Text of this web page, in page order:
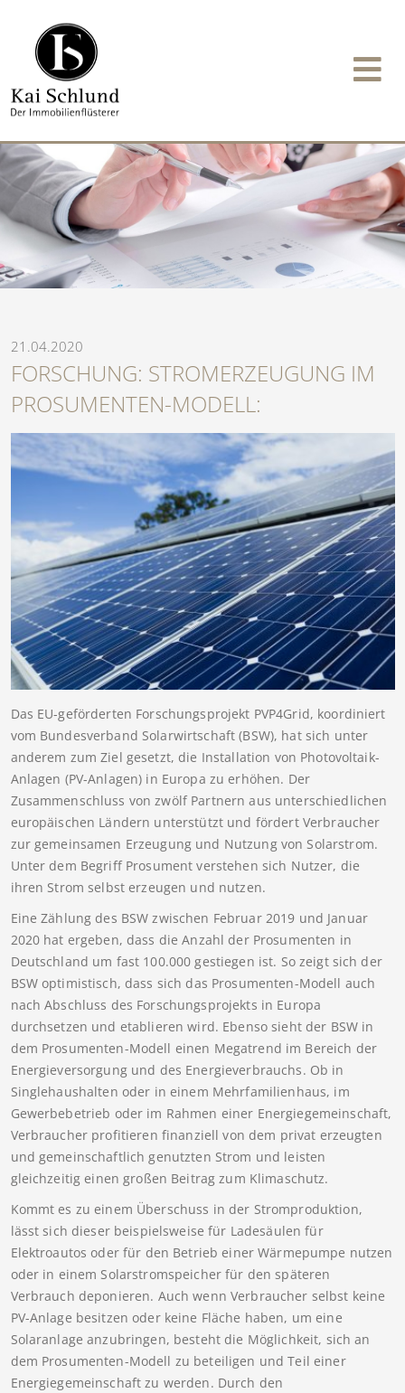
21.04.2020
FORSCHUNG: STROMERZEUGUNG IM
PROSUMENTEN-MODELL:
Das EU-geförderten Forschungsprojekt PVP4Grid, koordiniert
vom Bundesverband Solarwirtschaft (BSW), hat sich unter
anderem zum Ziel gesetzt, die Installation von Photovoltaik-
Anlagen (PV-Anlagen) in Europa zu erhöhen. Der
Zusammenschluss von zwölf Partnern aus unterschiedlichen
europäischen Ländern unterstützt und fördert Verbraucher
zur gemeinsamen Erzeugung und Nutzung von Solarstrom.
Unter dem Begriff Prosument verstehen sich Nutzer, die
ihren Strom selbst erzeugen und nutzen.
Eine Zählung des BSW zwischen Februar 2019 und Januar
2020 hat ergeben, dass die Anzahl der Prosumenten in
Deutschland um fast 100.000 gestiegen ist. So zeigt sich der
BSW optimistisch, dass sich das Prosumenten-Modell auch
nach Abschluss des Forschungsprojekts in Europa
durchsetzen und etablieren wird. Ebenso sieht der BSW in
dem Prosumenten-Modell einen Megatrend im Bereich der
Energieversorgung und des Energieverbrauchs. Ob in
Singlehaushalten oder in einem Mehrfamilienhaus, im
Gewerbebetrieb oder im Rahmen einer Energiegemeinschaft,
Verbraucher profitieren finanziell von dem privat erzeugten
und gemeinschaftlich genutzten Strom und leisten
gleichzeitig einen großen Beitrag zum Klimaschutz.
Kommt es zu einem Überschuss in der Stromproduktion,
lässt sich dieser beispielsweise für Ladesäulen für
Elektroautos oder für den Betrieb einer Wärmepumpe nutzen
oder in einem Solarstromspeicher für den späteren
Verbrauch deponieren. Auch wenn Verbraucher selbst keine
PV-Anlage besitzen oder keine Fläche haben, um eine
Solaranlage anzubringen, besteht die Möglichkeit, sich an
dem Prosumenten-Modell zu beteiligen und Teil einer
Energiegemeinschaft zu werden. Durch den